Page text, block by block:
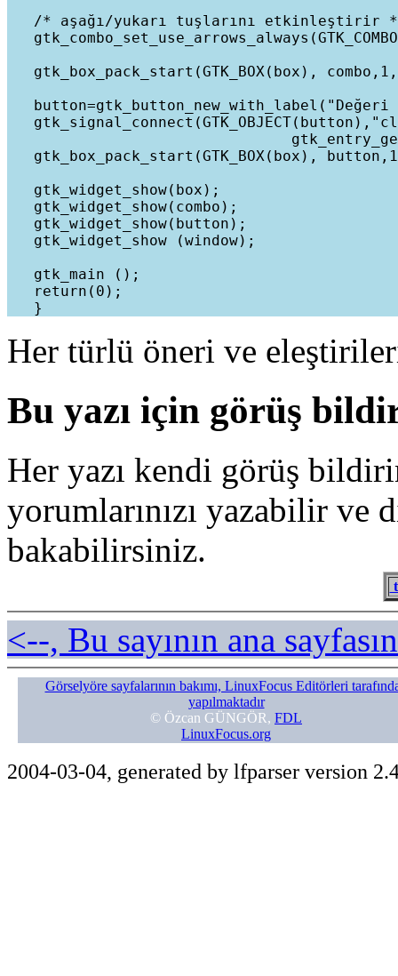
/* aşağı/yukarı tuşlarını etkinleştirir
gtk_box_pack_start(GTK_BOX(box),
button=gtk_button_new_with_label("Değeri
gtk_box_pack_start(GTK_BOX(box),
   gtk_widget_show(box);
   gtk_widget_show(combo);
   gtk_widget_show(button);
   gtk_widget_show (window);
   gtk_main ();
   return(0);
Her türlü öneri ve
Bu yazı için görüş
Her yazı kendi görüş
yorumlarınızı yazabilir ve
bakabilirsiniz.
<--, Bu sayının ana
Görselyöre sayfalarının bakımı, LinuxFocus Editörleri
yapılmaktadır
© Özcan GÜNGÖR, FDL
LinuxFocus.org
2004-03-04, generated by lfparser version